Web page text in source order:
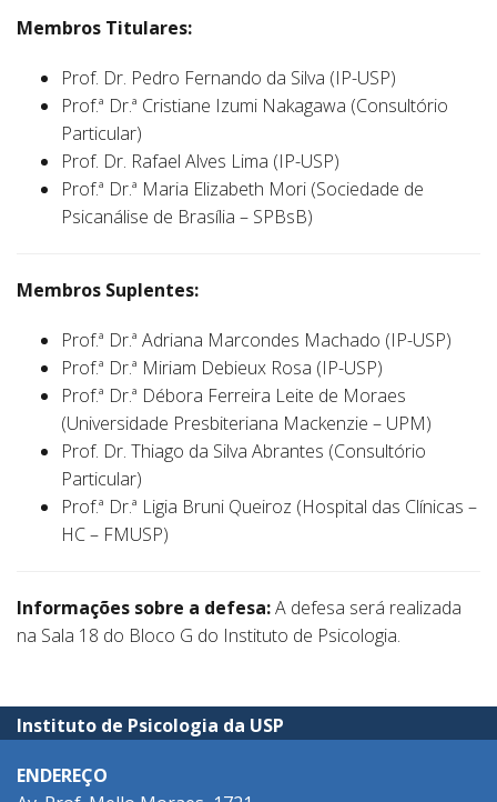
Membros Titulares:
Prof. Dr. Pedro Fernando da Silva (IP-USP)
Prof.ª Dr.ª Cristiane Izumi Nakagawa (Consultório
Particular)
Prof. Dr. Rafael Alves Lima (IP-USP)
Prof.ª Dr.ª Maria Elizabeth Mori (Sociedade de
Psicanálise de Brasília – SPBsB)
Membros Suplentes:
Prof.ª Dr.ª Adriana Marcondes Machado (IP-USP)
Prof.ª Dr.ª Miriam Debieux Rosa (IP-USP)
Prof.ª Dr.ª Débora Ferreira Leite de Moraes
(Universidade Presbiteriana Mackenzie – UPM)
Prof. Dr. Thiago da Silva Abrantes (Consultório
Particular)
Prof.ª Dr.ª Ligia Bruni Queiroz (Hospital das Clínicas –
HC – FMUSP)
Informações sobre a defesa:A defesa será realizada
na Sala 18 do Bloco G do Instituto de Psicologia.
Instituto de Psicologia da USP
ENDEREÇO